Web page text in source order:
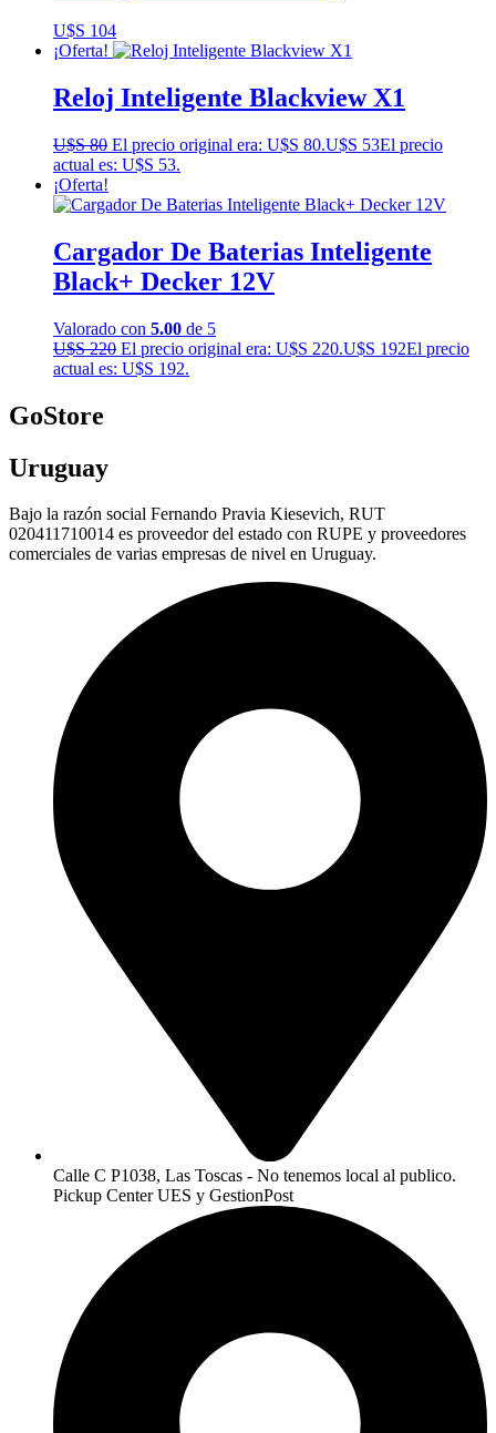
U$S 104
¡Oferta!
Reloj Inteligente Blackview X1
U$S80 El precio original era: U$S 80.U$S 53El precio
actual es: U$S 53.
¡Oferta!
Cargador De Baterias Inteligente
Black+ Decker 12V
Valorado con 5.00 de 5
U$S220 El precio original era: U$S 220.U$S 192El precio
actual es: U$S 192.
GoStore
Uruguay
Bajo la razón social Fernando Pravia Kiesevich, RUT
020411710014 es proveedor del estado con RUPE y proveedores
comerciales de varias empresas de nivel en Uruguay.
Calle C P1038, Las Toscas - No tenemos local al publico.
Pickup Center UES y GestionPost